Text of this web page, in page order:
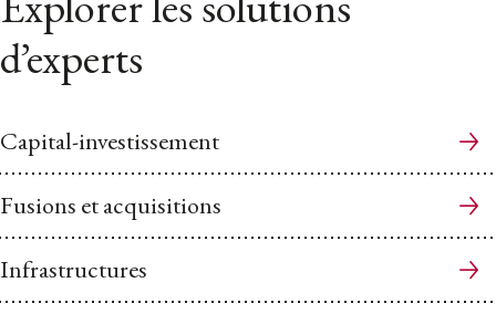
d’experts
Capital-investissement
Fusions et acquisitions
Infrastructures